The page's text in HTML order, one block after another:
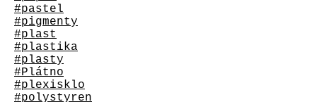
#pastel
#pigmenty
#plast
#plastika
#plasty
#Plátno
#plexisklo
#polystyren